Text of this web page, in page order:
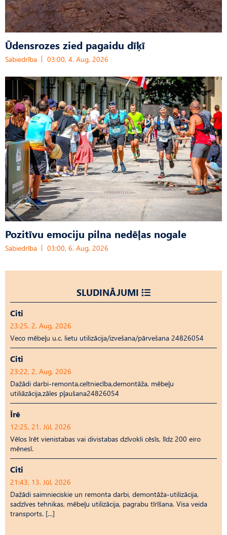
Ūdensrozes zied pagaidu dīķī
Sabiedrība 03:00, 4. Aug, 2026
Pozitīvu emociju pilna nedēļas nogale
Sabiedrība 03:00, 6. Aug, 2026
SLUDINĀJUMI
Citi
23:25, 2. Aug, 2026
Veco mēbeļu u.c. lietu utilizācija/izvešana/pārvešana 24826054
Citi
23:22, 2. Aug, 2026
Dažādi darbi-remonta,celtniecība,demontāža, mēbeļu
utiliāzācija,zāles pļaušana24826054
Īrē
12:25, 21. Jūl, 2026
Vēlos īrēt vienistabas vai divistabas dzīvokli cēsīs, līdz 200 eiro
mēnesī.
Citi
21:43, 13. Jūl, 2026
Dažādi saimnieciskie un remonta darbi, demontāža-utilizācija,
sadzīves tehnikas, mēbeļu utilizācija, pagrabu tīrīšana. Visa veida
transports. […]